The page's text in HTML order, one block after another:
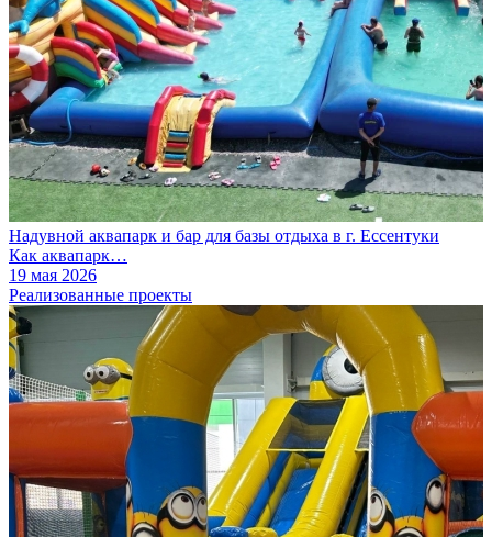
Надувной аквапарк и бар для базы отдыха в г. Ессентуки
Как аквапарк…
19 мая 2026
Реализованные проекты